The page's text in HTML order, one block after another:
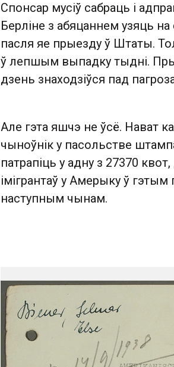
Спонсар мусіў сабраць і
Берліне з абяцаннем узяць
пасля яе прыезду ў Штаты.
ў лепшым выпадку тыдні.
дзень знаходзіўся пад
Але гэта яшчэ не ўсё. Нават
чыноўнік у пасольстве
патрапіць у адну з 27370
імігрантаў у Амерыку ў
наступным чынам.